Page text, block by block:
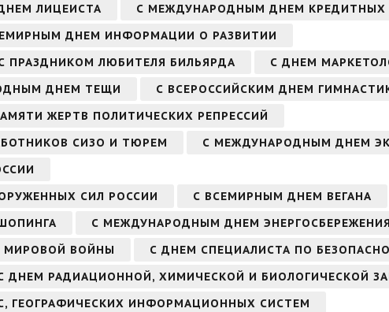
ЛИЦЕИСТА
С МЕЖДУНАРОДНЫМ ДНЕМ КРЕДИТНЫХ
ДНЕМ ИНФОРМАЦИИ О РАЗВИТИИ
ПРАЗДНИКОМ ЛЮБИТЕЛЯ БИЛЬЯРДА
С ДНЕМ
ДНЕМ ТЕЩИ
С ВСЕРОССИЙСКИМ ДНЕМ
ЖЕРТВ ПОЛИТИЧЕСКИХ РЕПРЕССИЙ
СИЗО И ТЮРЕМ
С МЕЖДУНАРОДНЫМ ДНЕМ
СИЛ РОССИИ
С ВСЕМИРНЫМ ДНЕМ ВЕГАНА
С МЕЖДУНАРОДНЫМ ДНЕМ ЭНЕРГОСБЕРЕЖЕНИЯ
МИРОВОЙ ВОЙНЫ
С ДНЕМ СПЕЦИАЛИСТА ПО
ДНЕМ РАДИАЦИОННОЙ, ХИМИЧЕСКОЙ И БИОЛОГИЧЕСКОЙ
ГЕОГРАФИЧЕСКИХ ИНФОРМАЦИОННЫХ СИСТЕМ